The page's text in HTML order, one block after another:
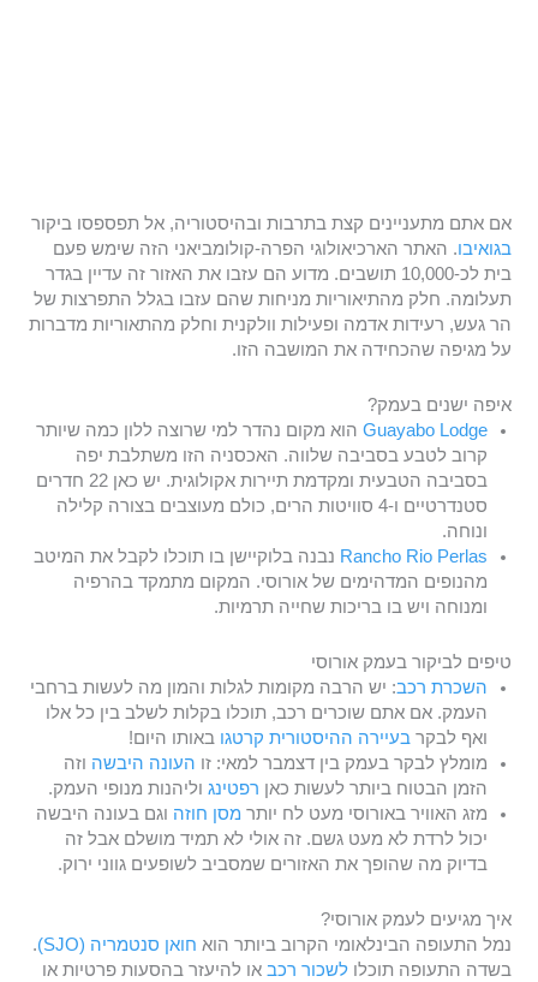
אם אתם מתעניינים קצת בתרבות ובהיסטוריה, אל תפספסו ביקור
בגואיבו. האתר הארכיאולוגי הפרה-קולומביאני הזה שימש פעם
בית לכ-10,000 תושבים. מדוע הם עזבו את האזור זה עדיין בגדר
תעלומה. חלק מהתיאוריות מניחות שהם עזבו בגלל התפרצות של
הר געש, רעידות אדמה ופעילות וולקנית וחלק מהתאוריות מדברות
על מגיפה שהכחידה את המושבה הזו.
איפה ישנים בעמק?
Guayabo Lodge הוא מקום נהדר למי שרוצה ללון כמה שיותר
קרוב לטבע בסביבה שלווה. האכסניה הזו משתלבת יפה
בסביבה הטבעית ומקדמת תיירות אקולוגית. יש כאן 22 חדרים
סטנדרטיים ו-4 סוויטות הרים, כולם מעוצבים בצורה קלילה
ונוחה.
Rancho Rio Perlas נבנה בלוקיישן בו תוכלו לקבל את המיטב
מהנופים המדהימים של אורוסי. המקום מתמקד בהרפיה
ומנוחה ויש בו בריכות שחייה תרמיות.
טיפים לביקור בעמק אורוסי
השכרת רכב: יש הרבה מקומות לגלות והמון מה לעשות ברחבי
העמק. אם אתם שוכרים רכב, תוכלו בקלות לשלב בין כל אלו
ואף לבקר בעיירה ההיסטורית קרטגו באותו היום!
מומלץ לבקר בעמק בין דצמבר למאי: זו העונה היבשה וזה
הזמן הבטוח ביותר לעשות כאן רפטינג וליהנות מנופי העמק.
מזג האוויר באורוסי מעט לח יותר מסן חוזה וגם בעונה היבשה
יכול לרדת לא מעט גשם. זה אולי לא תמיד מושלם אבל זה
בדיוק מה שהופך את האזורים שמסביב לשופעים גווני ירוק.
איך מגיעים לעמק אורוסי?
נמל התעופה הבינלאומי הקרוב ביותר הוא חואן סנטמריה (SJO)
.
בשדה התעופה תוכלולשכור רכב או להיעזר בהסעות פרטיות או